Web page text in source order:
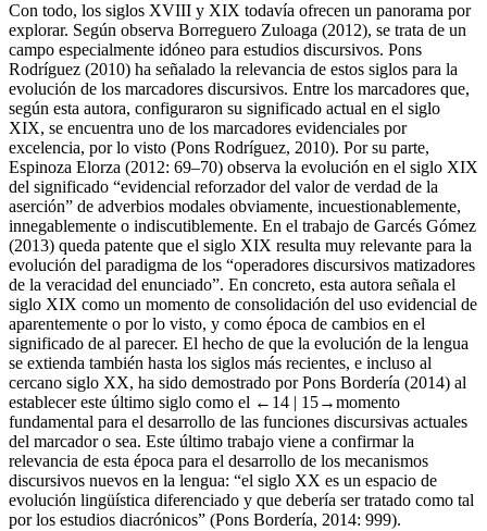
Con todo, los siglos XVIII y XIX todavía ofrecen un panorama por
explorar. Según observa Borreguero Zuloaga (2012), se trata de un
campo especialmente idóneo para estudios discursivos. Pons
Rodríguez (2010) ha señalado la relevancia de estos siglos para la
evolución de los marcadores discursivos. Entre los marcadores que,
según esta autora, configuraron su significado actual en el siglo
XIX, se encuentra uno de los marcadores evidenciales por
excelencia, por lo visto (Pons Rodríguez, 2010). Por su parte,
Espinoza Elorza (2012: 69–70) observa la evolución en el siglo XIX
del significado “evidencial reforzador del valor de verdad de la
aserción” de adverbios modales obviamente, incuestionablemente,
innegablemente o indiscutiblemente. En el trabajo de Garcés Gómez
(2013) queda patente que el siglo XIX resulta muy relevante para la
evolución del paradigma de los “operadores discursivos matizadores
de la veracidad del enunciado”. En concreto, esta autora señala el
siglo XIX como un momento de consolidación del uso evidencial de
aparentemente o por lo visto, y como época de cambios en el
significado de al parecer. El hecho de que la evolución de la lengua
se extienda también hasta los siglos más recientes, e incluso al
cercano siglo XX, ha sido demostrado por Pons Bordería (2014) al
establecer este último siglo como el ←14 | 15→momento
fundamental para el desarrollo de las funciones discursivas actuales
del marcadoro sea. Este último trabajo viene a confirmar la
relevancia de esta época para el desarrollo de los mecanismos
discursivos nuevos en la lengua: “el siglo XX es un espacio de
evolución lingüística diferenciado y que debería ser tratado como tal
por los estudios diacrónicos” (Pons Bordería, 2014: 999).